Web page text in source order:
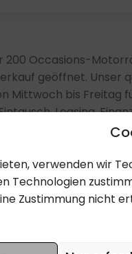
verwenden wir
Technologien
Zustimmung nicht
200 Occasions-
geöffnet. Unser
Mittwoch bis Freitag
Leasing,